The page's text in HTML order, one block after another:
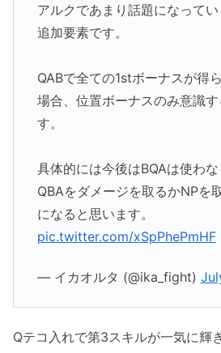
アルクであまり話題になって
追加要素です。
QABで全ての1stボーナスが得
場合、位置ボーナスのみ意識
す。
具体的には今後はBQAは使わ
QBAをダメージを取るかNPを
になると思います。
pic.twitter.com/xSpPhePmHF
— イカオルタ (@ika_fight)
Qテコ入れで第3スキルが一気に輝